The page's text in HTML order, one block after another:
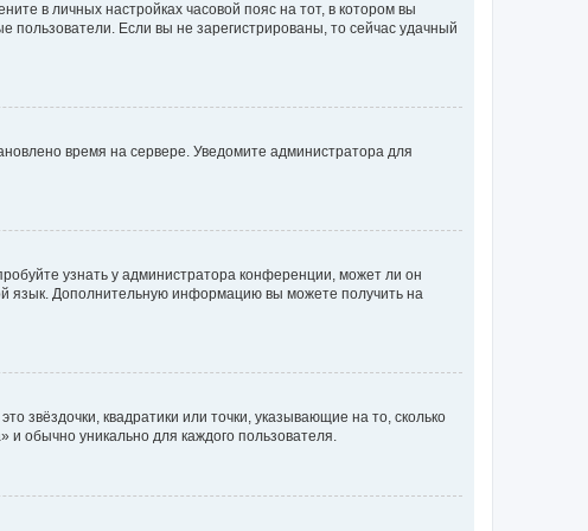
в личных настройках часовой пояс на тот, в котором вы
пользователи. Если вы не зарегистрированы, то сейчас удачный
время на сервере. Уведомите администратора для
узнать у администратора конференции, может ли он
язык. Дополнительную информацию вы можете получить на
звёздочки, квадратики или точки, указывающие на то, сколько
обычно уникально для каждого пользователя.